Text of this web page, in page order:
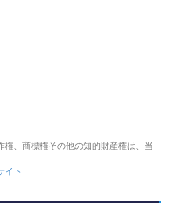
、商標権その他の知的財産権は、当
イト